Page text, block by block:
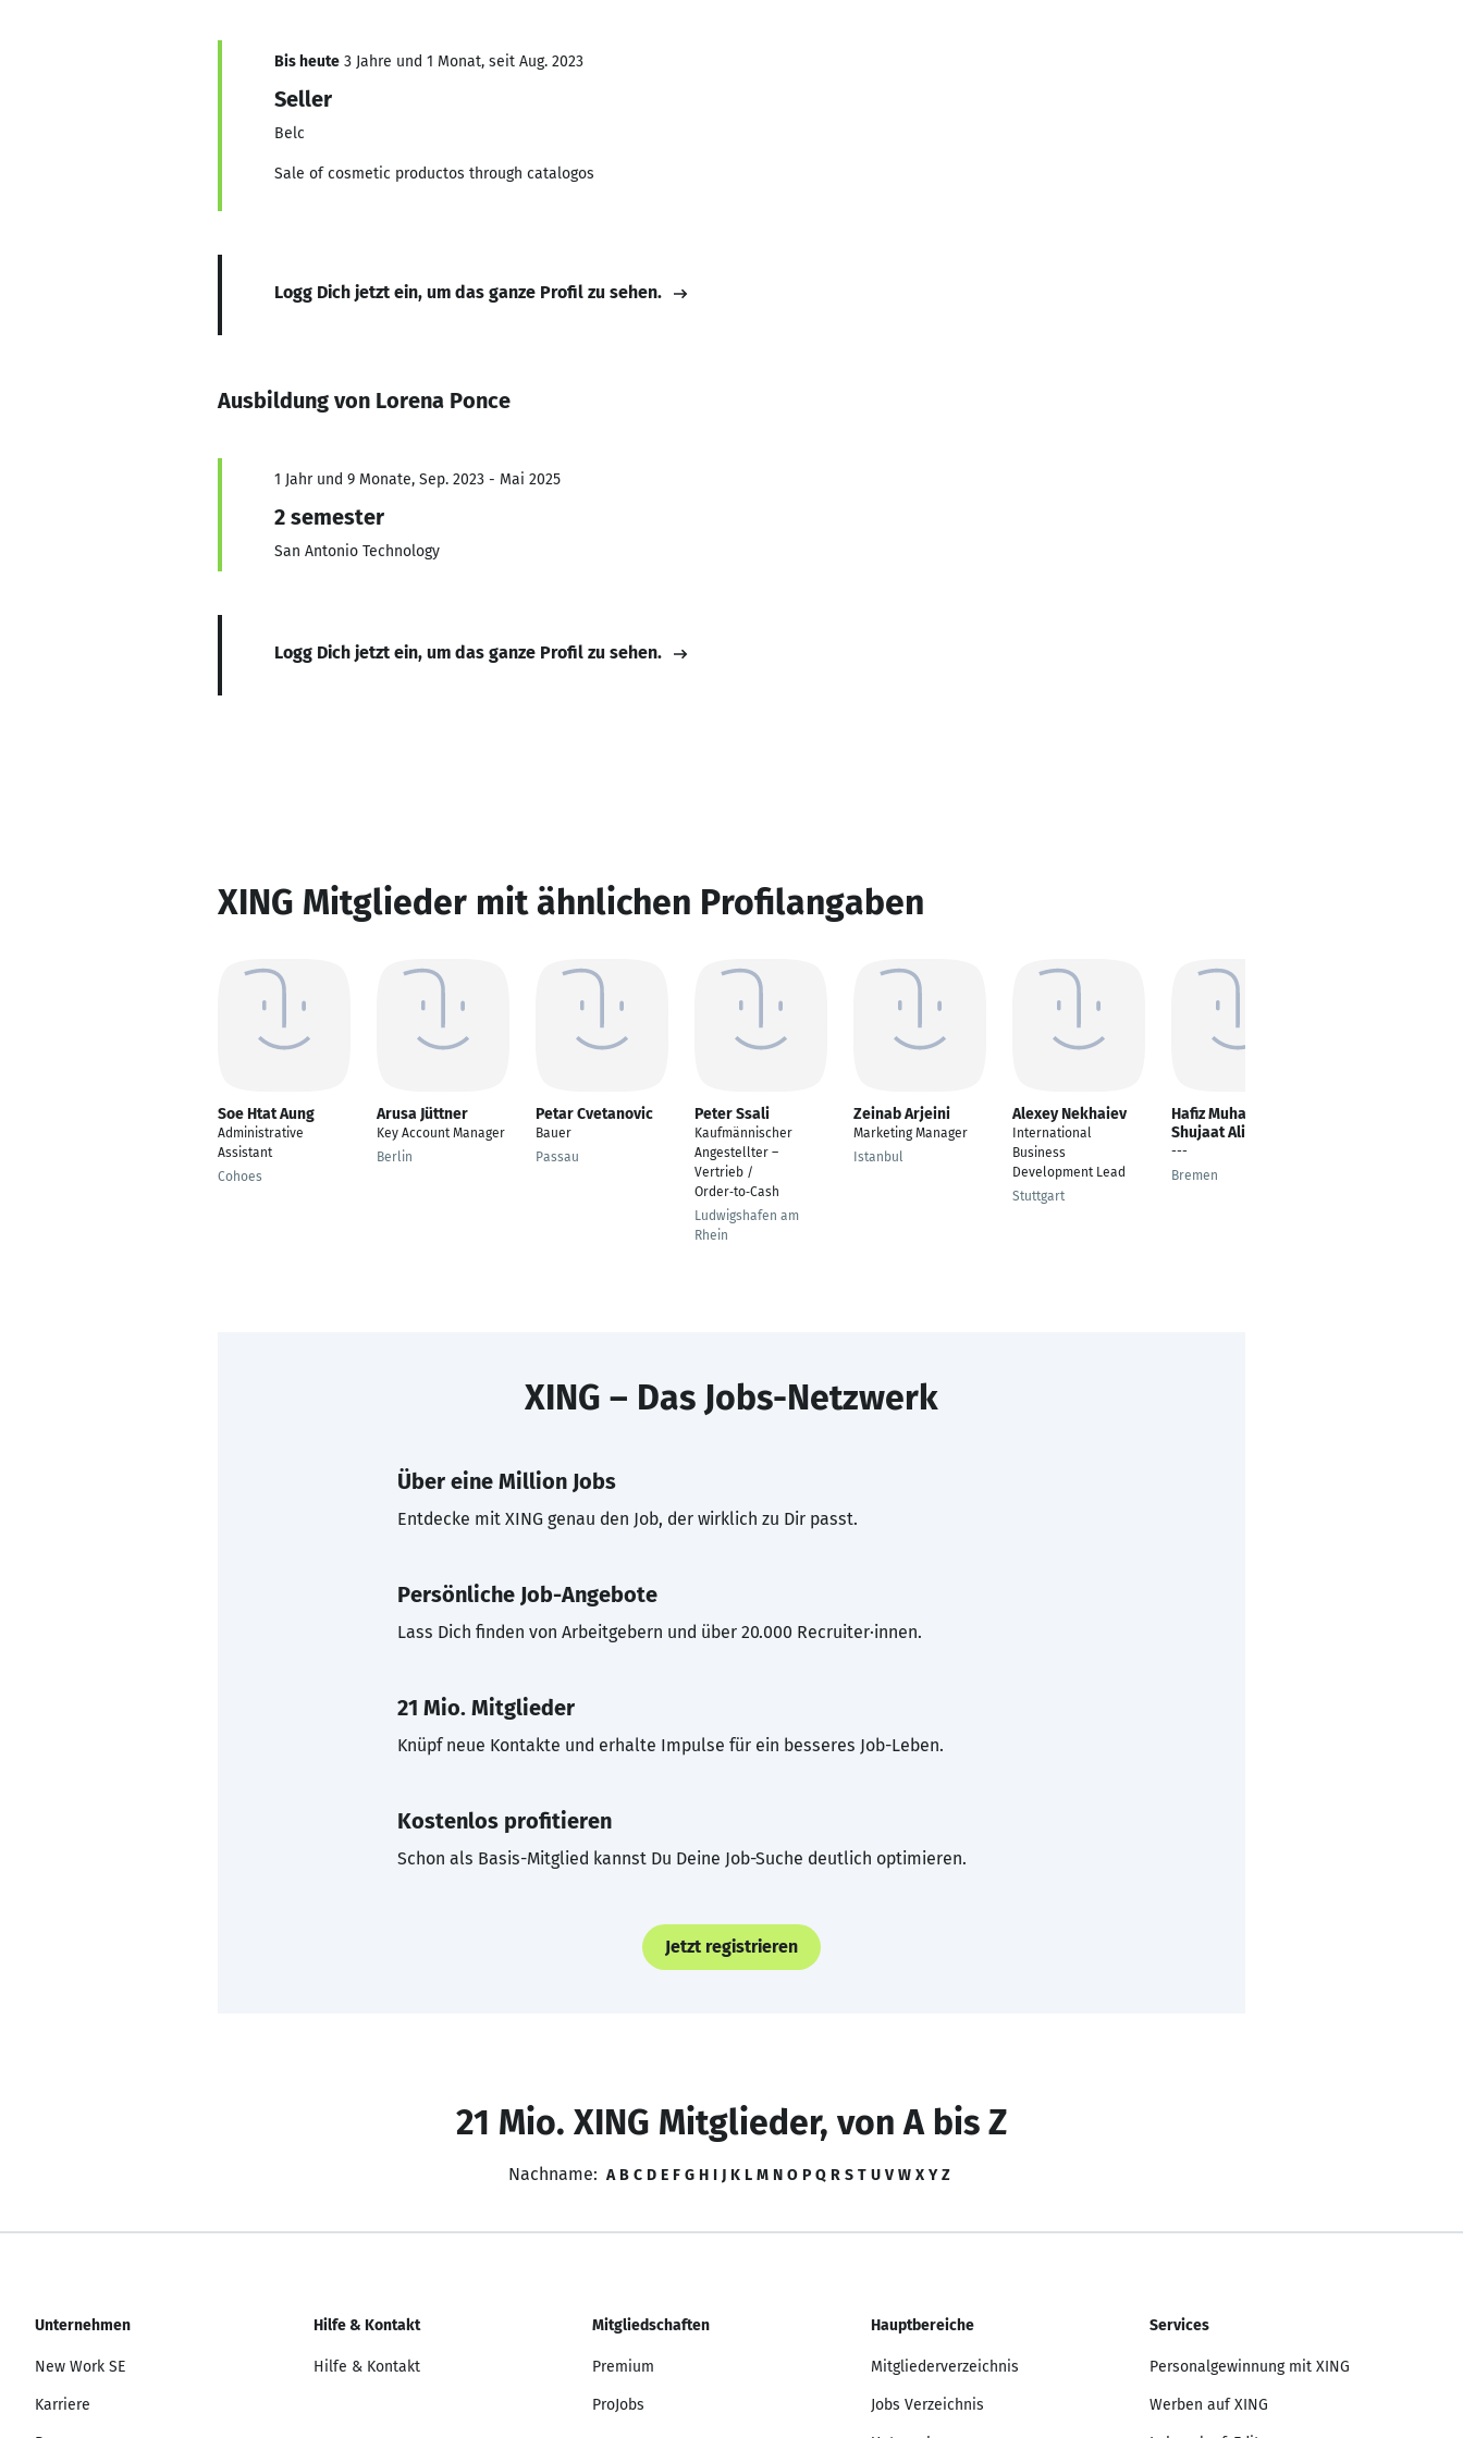
Bis heute 3 Jahre und 1 Monat, seit Aug. 2023
Seller
Belc
Sale of cosmetic productos through catalogos
Logg Dich jetzt ein, um das ganze Profil zu sehen.
Ausbildung von Lorena Ponce
1 Jahr und 9 Monate, Sep. 2023 - Mai 2025
2 semester
San Antonio Technology
Logg Dich jetzt ein, um das ganze Profil zu sehen.
XING Mitglieder mit ähnlichen Profilangaben
Soe Htat Aung
Administrative
Assistant
Cohoes
Arusa Jüttner
Key Account Manager
Berlin
Petar Cvetanovic
Bauer
Passau
Peter Ssali
Kaufmännischer
Angestellter –
Vertrieb /
Order‑to‑Cash
Ludwigshafen am
Rhein
Zeinab Arjeini
Marketing Manager
Istanbul
Alexey Nekhaiev
International
Business
Development Lead
Stuttgart
Hafiz Muhammad
Shujaat Ali
---
Bremen
XING – Das Jobs-Netzwerk
Über eine Million Jobs
Entdecke mit XING genau den Job, der wirklich zu Dir passt.
Persönliche Job-Angebote
Lass Dich finden von Arbeitgebern und über 20.000 Recruiter·innen.
21 Mio. Mitglieder
Knüpf neue Kontakte und erhalte Impulse für ein besseres Job-Leben.
Kostenlos profitieren
Schon als Basis-Mitglied kannst Du Deine Job-Suche deutlich optimieren.
Jetzt registrieren
21 Mio. XING Mitglieder, von A bis Z
Nachname: A B C D E F G H I J K L M N O P Q R S T U V W X Y Z
Unternehmen
New Work SE
Karriere
Hilfe & Kontakt
Hilfe & Kontakt
Mitgliedschaften
Premium
ProJobs
Hauptbereiche
Mitgliederverzeichnis
Jobs Verzeichnis
Services
Personalgewinnung mit XING
Werben auf XING